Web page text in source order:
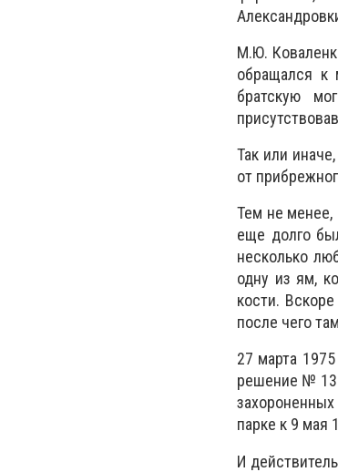
М.Ю.
обращался к
братскую
Так или
от
Тем не менее,
еще долго
несколько
одну из ям,
кости.
после чего
27 марта
решение №
парке к 9 мая
И